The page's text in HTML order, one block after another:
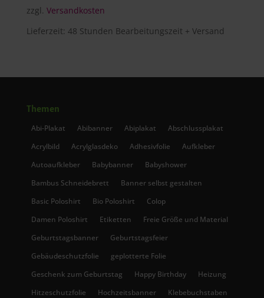
zzgl. Versandkosten
Lieferzeit: 48 Stunden Bearbeitungszeit + Versand
Themen
Abi-Plakat Abibanner Abiplakat
Abschlussplakat
Acrylbild
Acrylglasdeko Adhesivfolie
Aufkleber
Autoaufkleber
Babybanner
Babyshower
Bambus Schneidebrett
Banner selbst gestalten
Basic Poloshirt
Bio Poloshirt
Colop
Damen Poloshirt
Etiketten
Freie Größe und Material
Geburtstagsbanner
Geburtstagsfeier
Gebäudeschutzfolie
geplotterte Folie
Geschenk zum Geburtstag
Happy Birthday
Heizung
Hitzeschutzfolie
Hochzeitsbanner
Klebebuchstaben